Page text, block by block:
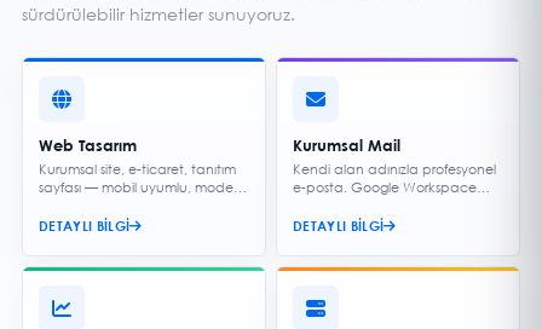
sürdürülebilir hizmetler sunuyoruz.
Web Tasarım
Kurumsal site, e-ticaret, tanıtım
sayfası — mobil uyumlu, modern
DETAYLI BILGI
Kurumsal Mail
Kendi alan adınızla profesyonel
e-posta. Google Workspace
DETAYLI BILGI